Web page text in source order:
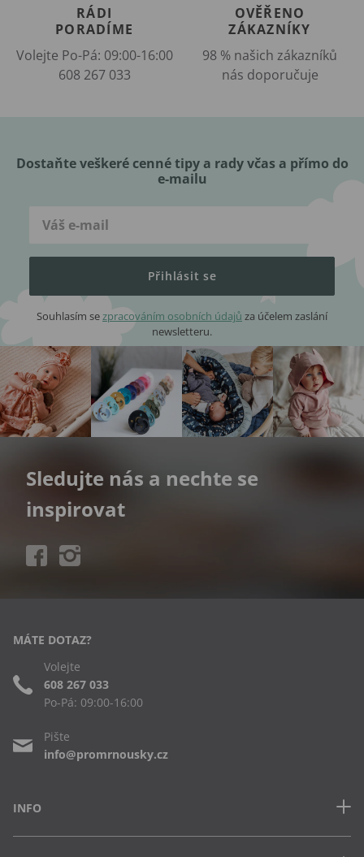
RÁDI
PORADÍME
Volejte Po-Pá: 09:00-16:00
608 267 033
OVĚŘENO
ZÁKAZNÍKY
98 % našich zákazníků
nás doporučuje
Dostaňte veškeré cenné tipy a rady včas a přímo do
e-mailu
Přihlásit se
Souhlasím sezpracováním osobních údajů za účelem zaslání
newsletteru.
Sledujte nás a nechte se
inspirovat
INFO
MÁTE DOTAZ?
Volejte
608 267 033
Po-Pá: 09:00-16:00
Pište
info@promrnousky.cz